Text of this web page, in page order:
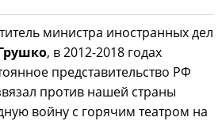
министра иностранных дел
, в 2012-2018 годах
представительство РФ
против нашей страны
войну с горячим театром на